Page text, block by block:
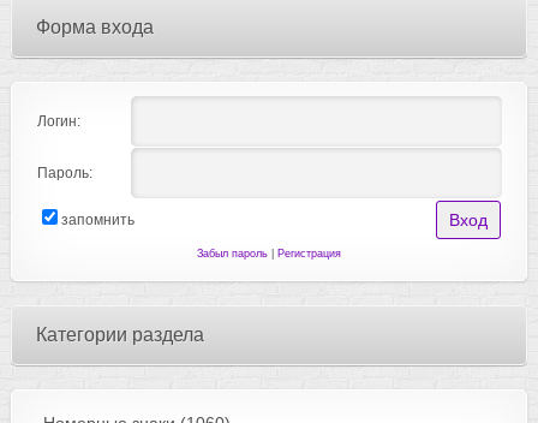
Форма входа
Логин:
Пароль:
запомнить
Забыл пароль| Регистрация
Категории раздела